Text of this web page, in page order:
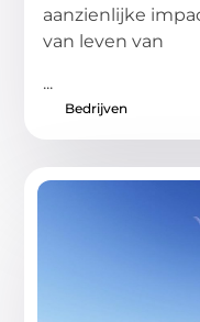
aanzienlijke
van leven van
...
Bedrijven